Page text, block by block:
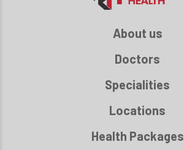
About us
Doctors
Specialities
Locations
Health Packages